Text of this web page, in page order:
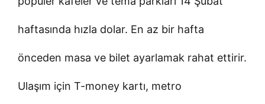
haftasında hızla dolar. En az bir hafta
önceden masa ve bilet ayarlamak rahat ettirir.
Ulaşım için T-money kartı, metro